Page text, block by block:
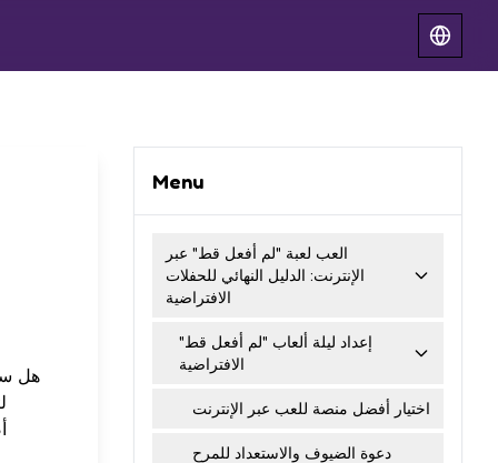
هل
Menu
العب لعبة "لم أفعل قط" عبر
الإنترنت: الدليل النهائي للحفلات
الافتراضية
إعداد ليلة ألعاب "لم أفعل قط"
الافتراضية
اختيار أفضل منصة للعب عبر الإنترنت
دعوة الضيوف والاستعداد للمرح